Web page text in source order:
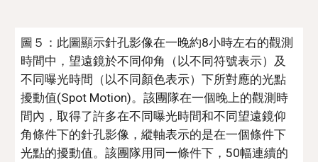
圖５：此圖顯示針孔影像在一晚約8小時左右的觀測
時間中，望遠鏡於不同仰角（以不同符號表示）及
不同曝光時間（以不同顏色表示）下所對應的光點
擾動值(Spot Motion)。該團隊在一個晚上的觀測時
間內，取得了許多在不同曝光時間和不同望遠鏡仰
角條件下的針孔影像，縱軸表示的是在一個條件下
光點的擾動值。該團隊用同一條件下，50幅連續的